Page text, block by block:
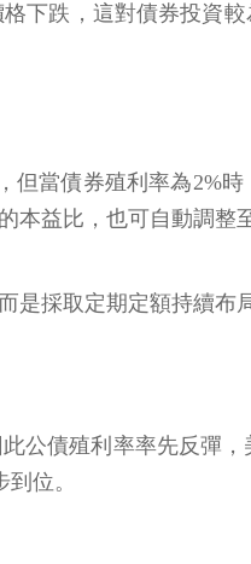
下跌，這對債券投資
當債券殖利率為2%
益比，也可自動調整
採取定期定額持續布
公債殖利率率先反彈
位。